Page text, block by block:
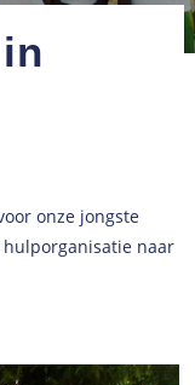
onze jongste
naar